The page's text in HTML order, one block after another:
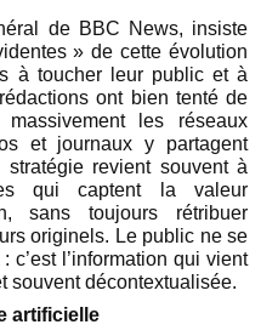
de BBC News, insiste
» de cette évolution
à toucher leur public et à
ont bien tenté de
massivement les réseaux
et journaux y partagent
stratégie revient souvent à
qui captent la valeur
sans toujours rétribuer
originels. Le public ne se
l’information qui vient
souvent décontextualisée.
artificielle